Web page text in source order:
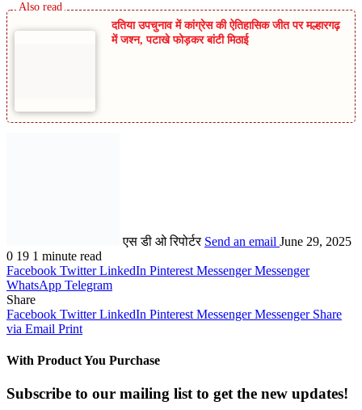
दतिया उपचुनाव में कांग्रेस की ऐतिहासिक जीत पर मल्हारगढ़
में जश्न, पटाखे फोड़कर बांटी मिठाई
एस डी ओ रिपोर्टर Send an email June 29, 2025
0 19 1 minute read
Facebook Twitter LinkedIn Pinterest Messenger Messenger
WhatsApp Telegram
Share
Facebook Twitter LinkedIn Pinterest Messenger Messenger Share
via Email Print
With Product You Purchase
Subscribe to our mailing list to get the new updates!